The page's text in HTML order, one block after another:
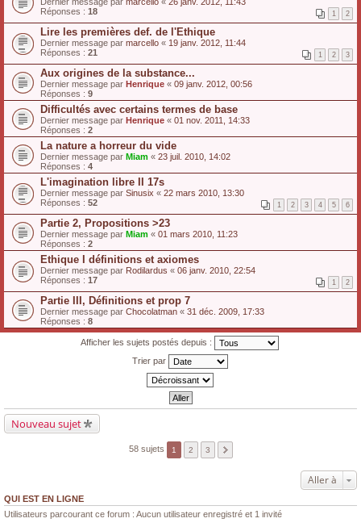
Réponses : 18 1 2
Lire les premières def. de l'Ethique
Dernier message par marcello « 19 janv. 2012, 11:44
Réponses : 21 1 2 3
Aux origines de la substance...
Dernier message par Henrique « 09 janv. 2012, 00:56
Réponses : 9
Difficultés avec certains termes de base
Dernier message par Henrique « 01 nov. 2011, 14:33
Réponses : 2
La nature a horreur du vide
Dernier message par Miam « 23 juil. 2010, 14:02
Réponses : 4
L'imagination libre II 17s
Dernier message par Sinusix « 22 mars 2010, 13:30
Réponses : 52 1 2 3 4 5 6
Partie 2, Propositions >23
Dernier message par Miam « 01 mars 2010, 11:23
Réponses : 2
Ethique I définitions et axiomes
Dernier message par Rodilardus « 06 janv. 2010, 22:54
Réponses : 17 1 2
Partie III, Définitions et prop 7
Dernier message par Chocolatman « 31 déc. 2009, 17:33
Réponses : 8
Afficher les sujets postés depuis :
Trier par
Nouveau sujet
58 sujets 1 2 3
Aller à
QUI EST EN LIGNE
Utilisateurs parcourant ce forum : Aucun utilisateur enregistré et 1 invité